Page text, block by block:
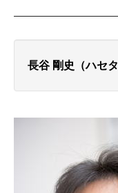
長谷 剛史（ハセタ